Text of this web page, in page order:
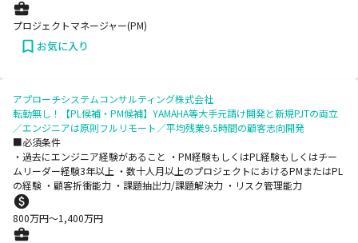
プロジェクトマネージャー(PM)
お気に入り
アプローチシステムコンサルティング株式会社
転勤無し！【PL候補・PM候補】YAMAHA等大手元請け開発と新規PJTの両立
／エンジニアは原則フルリモート／平均残業9.5時間の顧客志向開発
■必須条件
・過去にエンジニア経験があること ・PM経験もしくはPL経験もしくはチー
ムリーダー経験3年以上 ・数十人月以上のプロジェクトにおけるPMまたはPL
の経験 ・顧客折衝能力 ・課題抽出力/課題解決力 ・リスク管理能力
800万円〜1,400万円